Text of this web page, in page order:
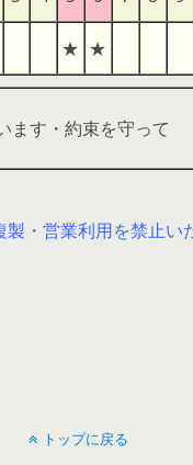
★ ★
ます・約束を守って
・営業利用を禁止い
トップに戻る